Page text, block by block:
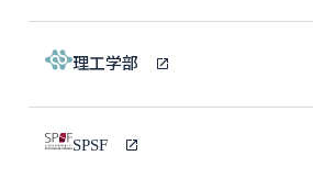
理工学部
SPSF